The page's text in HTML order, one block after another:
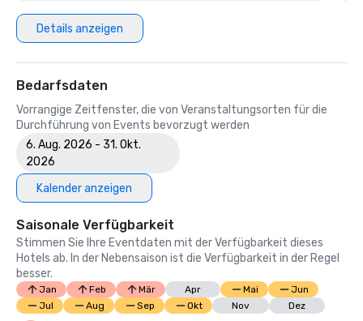
Details anzeigen
Bedarfsdaten
Vorrangige Zeitfenster, die von Veranstaltungsorten für die
Durchführung von Events bevorzugt werden
6. Aug. 2026 - 31. Okt.
2026
Kalender anzeigen
Saisonale Verfügbarkeit
Stimmen Sie Ihre Eventdaten mit der Verfügbarkeit dieses
Hotels ab. In der Nebensaison ist die Verfügbarkeit in der Regel
besser.
Jan Feb Mär Apr Mai
Jun
Jul
Aug Sep Okt Nov Dez